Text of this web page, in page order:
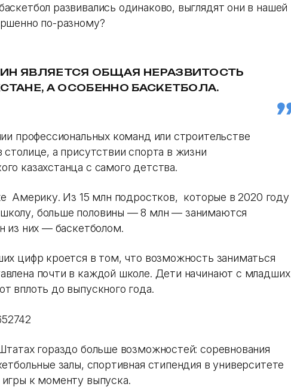
развивались одинаково, выглядят они в нашей
по-разному?
ЯВЛЯЕТСЯ ОБЩАЯ НЕРАЗВИТОСТЬ
А ОСОБЕННО БАСКЕТБОЛА.
профессиональных команд или строительстве
а присутствии спорта в жизни
казахстанца с самого детства.
Америку. Из 15 млн подростков, которые в 2020 году
больше половины — 8 млн — занимаются
из них — баскетболом.
цифр кроется в том, что возможность заниматься
почти в каждой школе. Дети начинают с младших
вплоть до выпускного года.
гораздо больше возможностей: соревнования
залы, спортивная стипендия в университете
к моменту выпуска.